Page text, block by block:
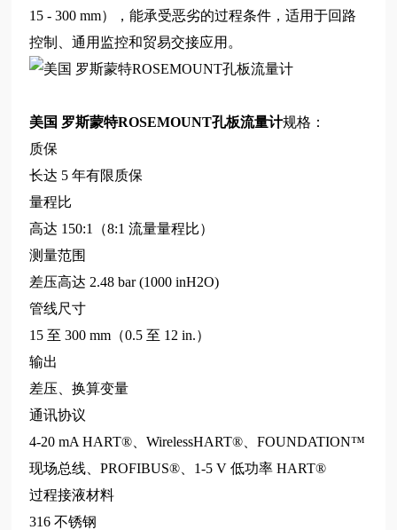
15 - 300 mm），能承受恶劣的过程条件，适用于回路
控制、通用监控和贸易交接应用。
美国 罗斯蒙特ROSEMOUNT孔板流量计规格：
质保
长达 5 年有限质保
量程比
高达 150:1（8:1 流量量程比）
测量范围
差压高达 2.48 bar (1000 inH2O)
管线尺寸
15 至 300 mm（0.5 至 12 in.）
输出
差压、换算变量
通讯协议
4-20 mA HART®、WirelessHART®、FOUNDATION™
现场总线、PROFIBUS®、1-5 V 低功率 HART®
过程接液材料
316 不锈钢